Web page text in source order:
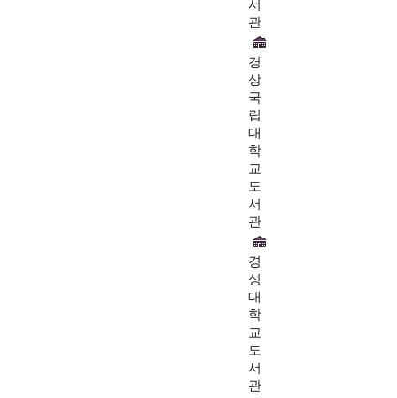
서
관
경
상
국
립
대
학
교
도
서
관
경
성
대
학
교
도
서
관